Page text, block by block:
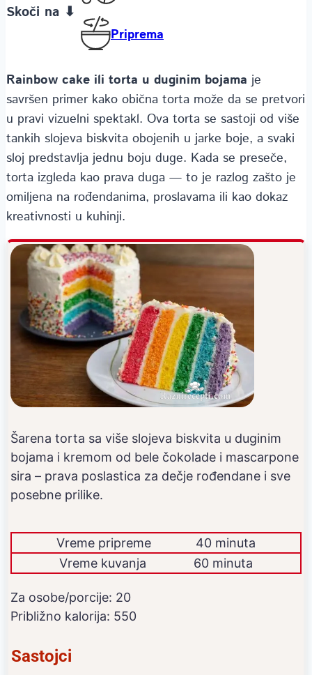
Skoči na ⬇
Priprema
Rainbow cake ili torta u duginim bojama je
savršen primer kako obična torta može da se pretvori
u pravi vizuelni spektakl. Ova torta se sastoji od više
tankih slojeva biskvita obojenih u jarke boje, a svaki
sloj predstavlja jednu boju duge. Kada se preseče,
torta izgleda kao prava duga — to je razlog zašto je
omiljena na rođendanima, proslavama ili kao dokaz
kreativnosti u kuhinji.
Šarena torta sa više slojeva biskvita u duginim
bojama i kremom od bele čokolade i mascarpone
sira – prava poslastica za dečje rođendane i sve
posebne prilike.
Vreme pripreme
40 minuta
Vreme kuvanja
60 minuta
Za osobe/porcije: 20
Približno kalorija: 550
Sastojci